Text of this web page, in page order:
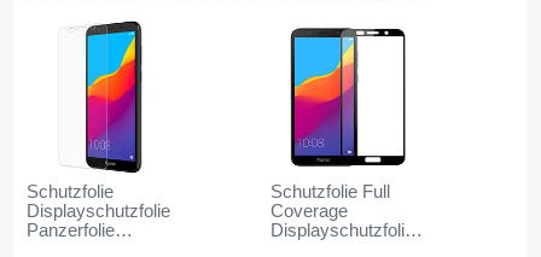
Schutzfolie
Displayschutzfolie
Panzerfolie
Schutzfolie Full
Coverage
Displayschutzfolie